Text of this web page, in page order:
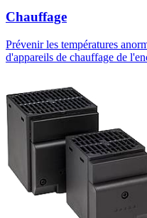
Chauffage
Prévenir les températures
d'appareils de chauffage de